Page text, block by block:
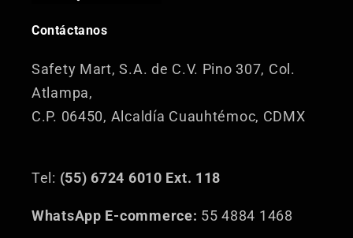
Contáctanos
Safety Mart, S.A. de C.V. Pino 307, Col.
Atlampa,
C.P. 06450, Alcaldía Cuauhtémoc, CDMX
Tel: (55) 6724 6010 Ext. 118
WhatsApp E-commerce: 55 4884 1468